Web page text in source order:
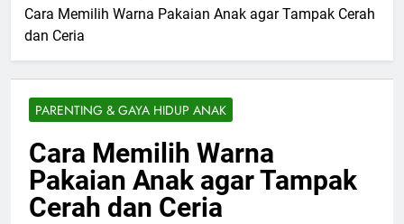
Cara Memilih Warna Pakaian Anak agar Tampak Cerah
dan Ceria
PARENTING & GAYA HIDUP ANAK
Cara Memilih Warna
Pakaian Anak agar Tampak
Cerah dan Ceria